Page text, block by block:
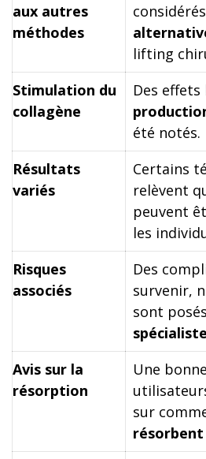
aux autres
méthodes
lifting
Stimulation du
collagène
Des
été notés.
Résultats
variés
Certains
relèvent
peuvent
les
Risques
associés
Des
survenir,
sont
Avis sur la
résorption
Une
sur
résorbent